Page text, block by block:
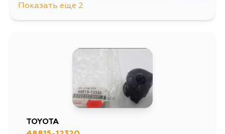
Показать еще 2
TOYOTA